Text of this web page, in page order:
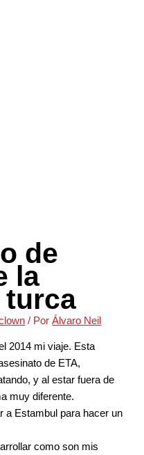
de
la
turca
/ PorÁlvaro Neil
2014 mi viaje. Esta
de ETA,
y al estar fuera de
muy diferente.
a Estambul para hacer un
como son mis